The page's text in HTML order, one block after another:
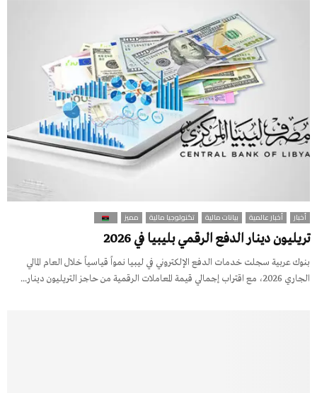
أخبار أخبار عالمية بيانات مالية تكنولوجيا مالية مميز
تريليون دينار الدفع الرقمي بليبيا في 2026
بنوك عربية سجلت خدمات الدفع الإلكتروني في ليبيا نمواً قياسياً خلال العام المالي
الجاري 2026، مع اقتراب إجمالي قيمة المعاملات الرقمية من حاجز التريليون دينار...